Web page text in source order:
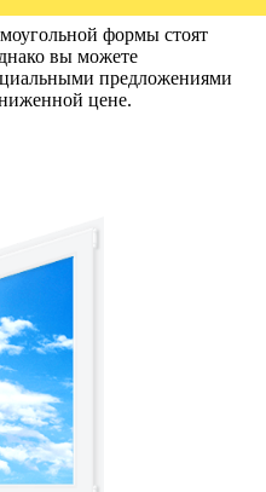
формы стоят
вы можете
предложениями
цене.